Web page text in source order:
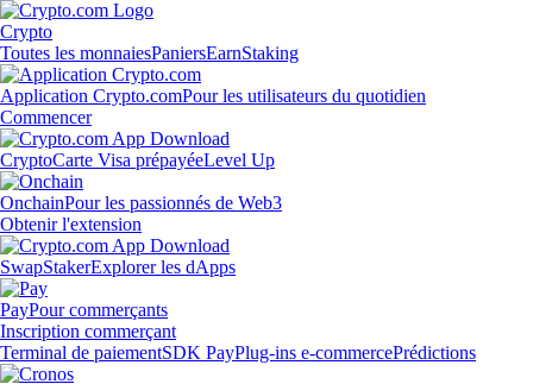
Crypto
Toutes les monnaiesPaniersEarnStaking
Application Crypto.comPour les utilisateurs du quotidien
Commencer
CryptoCarte Visa prépayéeLevel Up
OnchainPour les passionnés de Web3
Obtenir l'extension
SwapStakerExplorer les dApps
PayPour commerçants
Inscription commerçant
Terminal de paiementSDK PayPlug-ins e-commercePrédictions